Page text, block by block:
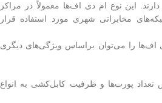
این نوع ام دی اف‌ها معمولاً در مراکز
مخابراتی شهری مورد استفاده قرار
اف‌ها را می‌توان براساس ویژگی‌های دیگری
پورت‌ها و ظرفیت کابل‌کشی به انواع